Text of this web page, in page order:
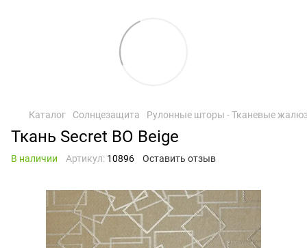
Каталог Солнцезащита Рулонные шторы - Тканевые
Ткань Secret BO Beige
В наличии Артикул: 10896 Оставить отзыв